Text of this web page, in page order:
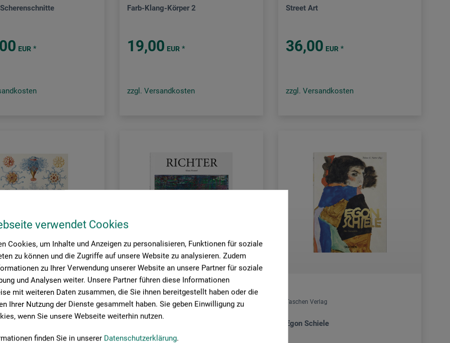
verwendet Cookies
Cookies, um Inhalte und Anzeigen zu personalisieren, Funktionen für soziale
zu können und die Zugriffe auf unsere Website zu analysieren. Zudem
zu Ihrer Verwendung unserer Website an unsere Partner für soziale
und Analysen weiter. Unsere Partner führen diese Informationen
mit weiteren Daten zusammen, die Sie ihnen bereitgestellt haben oder die
Ihrer Nutzung der Dienste gesammelt haben. Sie geben Einwilligung zu
wenn Sie unsere Webseite weiterhin nutzen.
finden Sie in unserer Datenschutzerklärung.
EUR *
Farb-Klang-Körper 2
19,00 EUR *
zzgl. Versandkosten
Street Art
36,00 EUR *
zzgl. Versandkosten
Taschen Verlag Taschen Verlag
Egon Schiele